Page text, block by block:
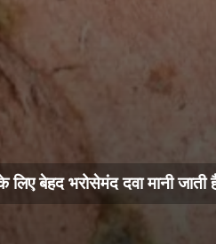
बेहद भरोसेमंद दवा मानी जाती